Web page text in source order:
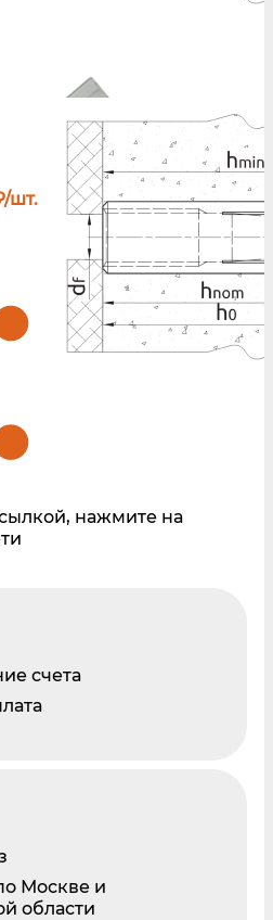
шт.
нажмите на
счета
Москве и
области